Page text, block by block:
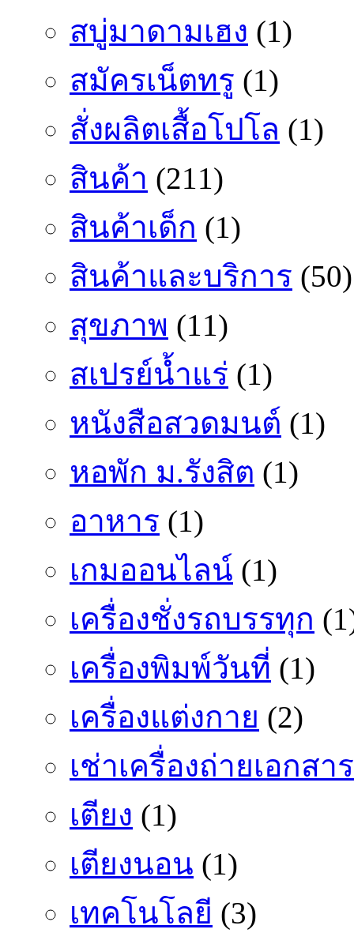
สบู่มาดามเฮง (1)
สมัครเน็ตทรู (1)
สั่งผลิตเสื้อโปโล (1)
สินค้า (211)
สินค้าเด็ก (1)
สินค้าและบริการ (50)
สุขภาพ (11)
สเปรย์น้ำแร่ (1)
หนังสือสวดมนต์ (1)
หอพัก ม.รังสิต (1)
อาหาร (1)
เกมออนไลน์ (1)
เครื่องชั่งรถบรรทุก
เครื่องพิมพ์วันที่ (1)
เครื่องแต่งกาย (2)
เช่าเครื่องถ่ายเอกสาร
เตียง (1)
เตียงนอน (1)
เทคโนโลยี (3)